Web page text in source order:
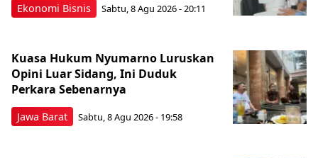
Ekonomi Bisnis Sabtu, 8 Agu 2026 - 20:11
Jawa Barat
Kuasa Hukum Nyumarno Luruskan
Opini Luar Sidang, Ini Duduk
Perkara Sebenarnya ​
Sabtu, 8 Agu 2026 - 19:58